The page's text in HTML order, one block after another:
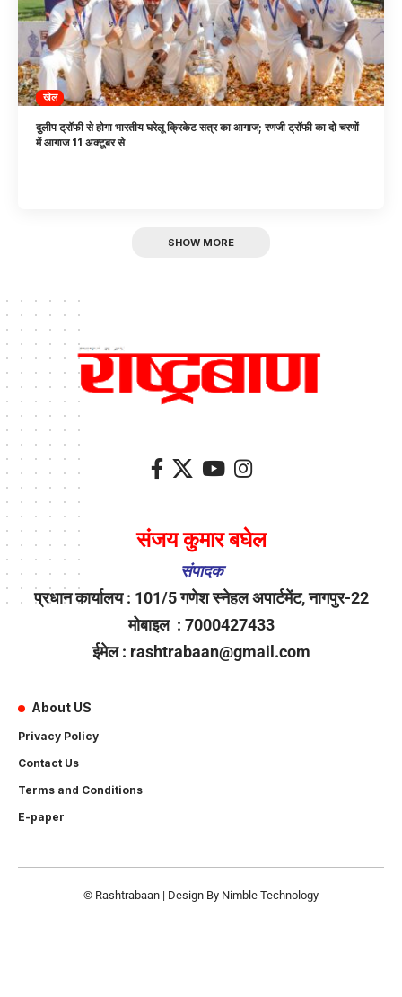
खेल
दुलीप ट्रॉफी से होगा भारतीय घरेलू क्रिकेट सत्र का आगाज; रणजी ट्रॉफी का दो चरणों
में आगाज 11 अक्टूबर से
SHOW MORE
संजय कुमार बघेल
संपादक
प्रधान कार्यालय : 101/5 गणेश स्नेहल अपार्टमेंट, नागपुर-22
मोबाइल : 7000427433
ईमेल : rashtrabaan@gmail.com
About US
Privacy Policy
Contact Us
Terms and Conditions
E-paper
© Rashtrabaan | Design By Nimble Technology